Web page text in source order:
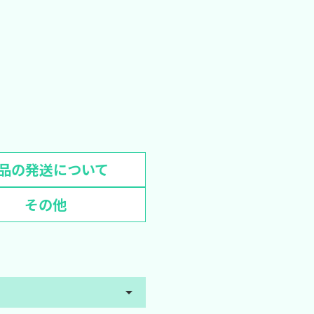
の発送について
その他
arrow_drop_up